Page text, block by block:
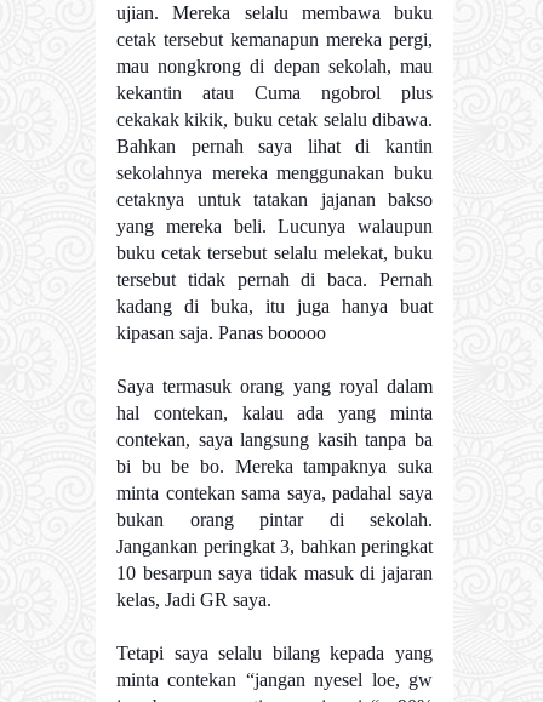
ujian. Mereka selalu membawa buku
cetak tersebut kemanapun mereka pergi,
mau nongkrong di depan sekolah, mau
kekantin atau Cuma ngobrol plus
cekakak kikik, buku cetak selalu dibawa.
Bahkan pernah saya lihat di kantin
sekolahnya mereka menggunakan buku
cetaknya untuk tatakan jajanan bakso
yang mereka beli. Lucunya walaupun
buku cetak tersebut selalu melekat, buku
tersebut tidak pernah di baca. Pernah
kadang di buka, itu juga hanya buat
kipasan saja. Panas booooo
Saya termasuk orang yang royal dalam
hal contekan, kalau ada yang minta
contekan, saya langsung kasih tanpa ba
bi bu be bo. Mereka tampaknya suka
minta contekan sama saya, padahal saya
bukan orang pintar di sekolah.
Jangankan peringkat 3, bahkan peringkat
10 besarpun saya tidak masuk di jajaran
kelas, Jadi GR saya.
Tetapi saya selalu bilang kepada yang
minta contekan “jangan nyesel loe, gw